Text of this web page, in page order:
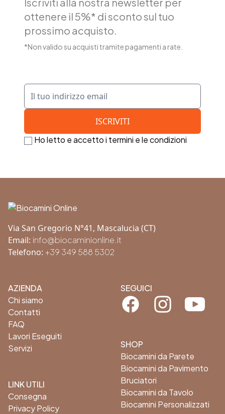
ottenere il 5%* di sconto sul tuo
prossimo acquisto.
*Non valido su acquisti tramite pagamenti a rate.
Ho letto e accetto i termini e le condizioni
Via San Gregorio N°41, Mascalucia (CT)
Email: info@biocaminionline.it
Telefono: +39 349 588 5302
AZIENDA
Chi siamo
Contatti
FAQ
Lavori Eseguiti
Servizi
LINK UTILI
Consegna
Privacy Policy
SEGUICI
FacebookInstagramYoutube
SHOP
Biocamini da Parete
Biocamini da Pavimento
Bruciatori
Biocamini da Tavolo
Biocamini Personalizzati